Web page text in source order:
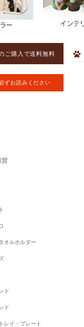
ご購入で送料無料
ずお読みください
貨
オルホルダー
ド
ド
レイ・プレート